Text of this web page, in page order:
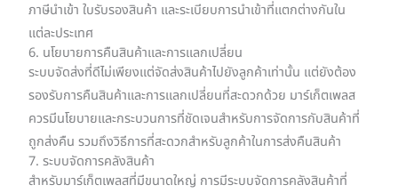
ภาษีนำเข้า ใบรับรองสินค้า และระเบียบการนำเข้าที่แตกต่างกันใน
แต่ละประเทศ
6. นโยบายการคืนสินค้าและการแลกเปลี่ยน
ระบบจัดส่งที่ดีไม่เพียงแต่จัดส่งสินค้าไปยังลูกค้าเท่านั้น แต่ยังต้อง
รองรับการคืนสินค้าและการแลกเปลี่ยนที่สะดวกด้วย มาร์เก็ตเพลส
ควรมีนโยบายและกระบวนการที่ชัดเจนสำหรับการจัดการกับสินค้าที่
ถูกส่งคืน รวมถึงวิธีการที่สะดวกสำหรับลูกค้าในการส่งคืนสินค้า
7. ระบบจัดการคลังสินค้า
สำหรับมาร์เก็ตเพลสที่มีขนาดใหญ่ การมีระบบจัดการคลังสินค้าที่